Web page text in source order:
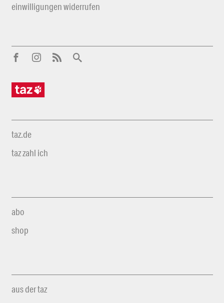
einwilligungen widerrufen
taz.de
taz zahl ich
abo
shop
aus der taz